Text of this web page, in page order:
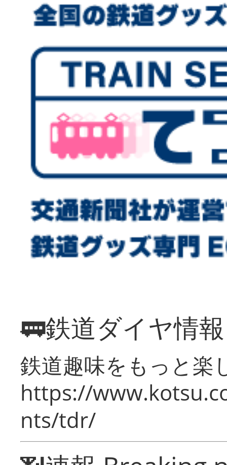
🚃鉄道ダイヤ情
鉄道趣味をもっと楽
https://
nts/tdr/